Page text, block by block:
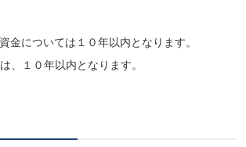
金については１０年以内となります。
、１０年以内となります。